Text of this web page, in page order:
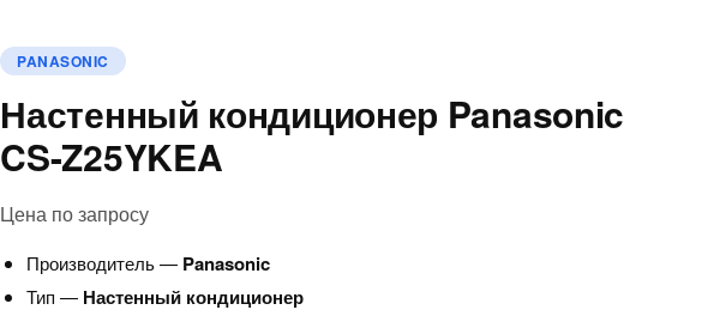
PANASONIC
Настенный кондиционер Panasonic
CS-Z25YKEA
Цена по запросу
Производитель — Panasonic
Тип — Настенный кондиционер